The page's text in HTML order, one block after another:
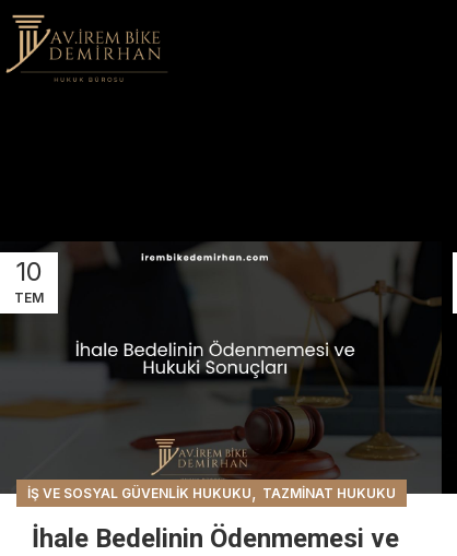
10
TEM
İŞ VE SOSYAL GÜVENLIK HUKUKU, TAZMINAT HUKUKU
İhale Bedelinin Ödenmemesi ve